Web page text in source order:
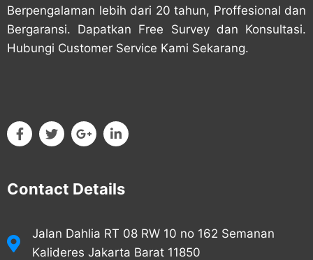
Berpengalaman lebih dari 20 tahun, Proffesional dan
Bergaransi. Dapatkan Free Survey dan Konsultasi.
Hubungi Customer Service Kami Sekarang.
Contact Details
Jalan Dahlia RT 08 RW 10 no 162 Semanan
Kalideres Jakarta Barat 11850